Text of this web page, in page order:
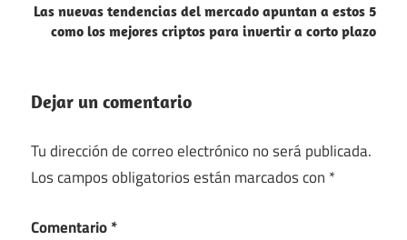
Las nuevas tendencias del mercado apuntan a estos 5
como los mejores criptos para invertir a corto plazo
Dejar un comentario
Tu dirección de correo electrónico no será publicada.
Los campos obligatorios están marcados con *
Comentario*